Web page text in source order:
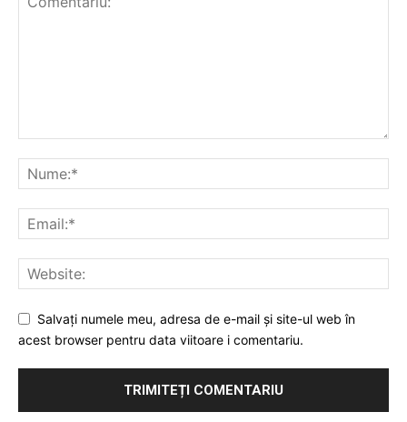
Emisiuni
Prelucrarea datelor cu caracter personal
Salvați numele meu, adresa de e-mail și site-ul web în
acest browser pentru data viitoare i comentariu.